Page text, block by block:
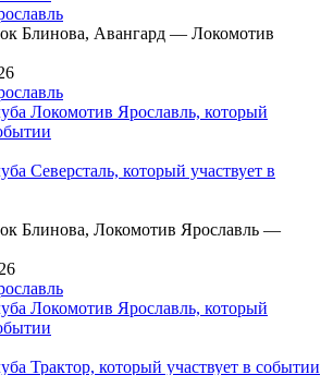
Блинова, Авангард — Локомотив
Блинова, Локомотив Ярославль —